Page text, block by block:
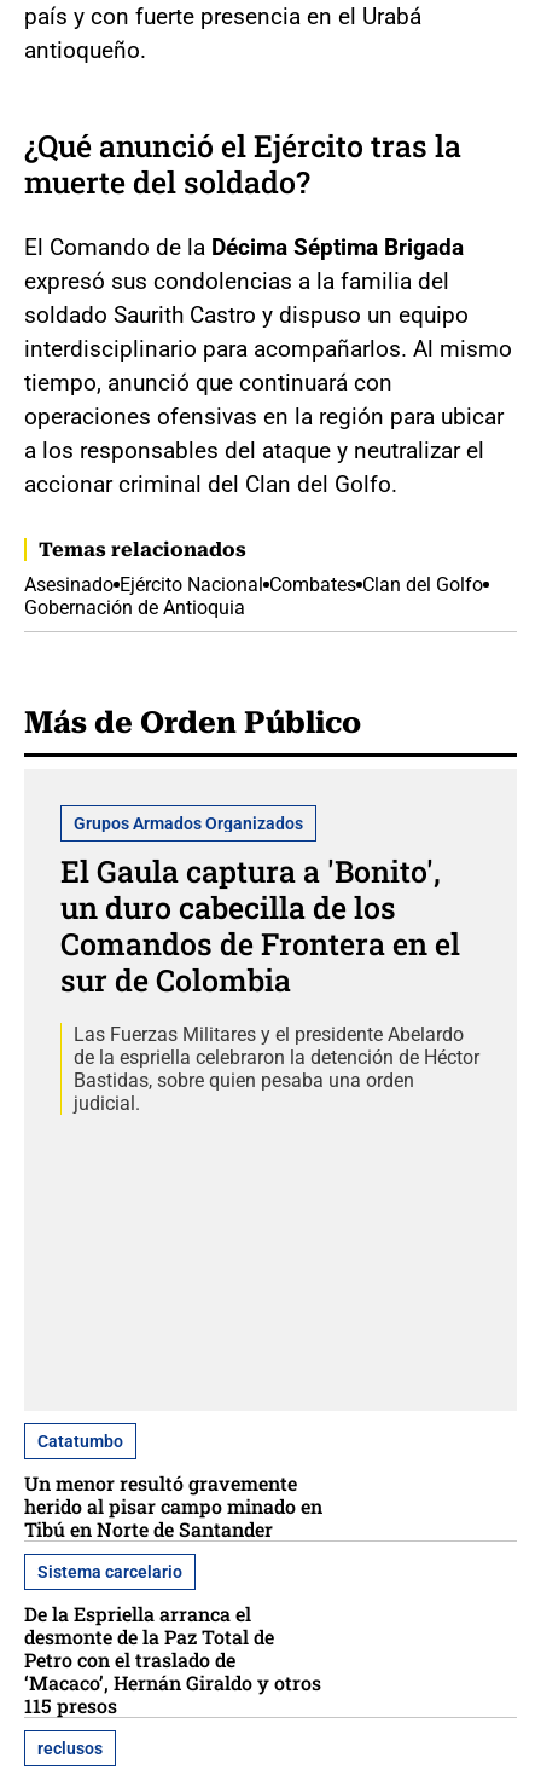
país y con fuerte presencia en el Urabá
antioqueño.
¿Qué anunció el Ejército tras la
muerte del soldado?
El Comando de la Décima Séptima Brigada
expresó sus condolencias a la familia del
soldado Saurith Castro y dispuso un equipo
interdisciplinario para acompañarlos. Al mismo
tiempo, anunció que continuará con
operaciones ofensivas en la región para ubicar
a los responsables del ataque y neutralizar el
accionar criminal del Clan del Golfo.
Temas relacionados
Asesinado Ejército Nacional Combates Clan del Golfo
Gobernación de Antioquia
Más de Orden Público
Grupos Armados Organizados
El Gaula captura a 'Bonito',
un duro cabecilla de los
Comandos de Frontera en el
sur de Colombia
Las Fuerzas Militares y el presidente Abelardo
de la espriella celebraron la detención de Héctor
Bastidas, sobre quien pesaba una orden
judicial.
Catatumbo
Un menor resultó gravemente
herido al pisar campo minado en
Tibú en Norte de Santander
Sistema carcelario
De la Espriella arranca el
desmonte de la Paz Total de
Petro con el traslado de
‘Macaco’, Hernán Giraldo y otros
115 presos
reclusos